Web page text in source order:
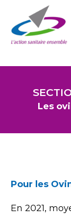
Les
Pour les
En 2021,